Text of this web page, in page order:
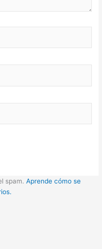
spam.Aprende cómo se